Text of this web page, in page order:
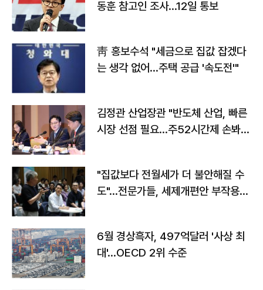
동훈 참고인 조사...12일 통보
靑 홍보수석 "세금으로 집값 잡겠다
는 생각 없어…주택 공급 '속도전'"
김정관 산업장관 "반도체 산업, 빠른
시장 선점 필요…주52시간제 손봐
"집값보다 전월세가 더 불안해질 수
도"…전문가들, 세제개편안 부작용
6월 경상흑자, 497억달러 '사상 최
대'…OECD 2위 수준